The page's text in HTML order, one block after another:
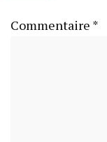
Commentaire *